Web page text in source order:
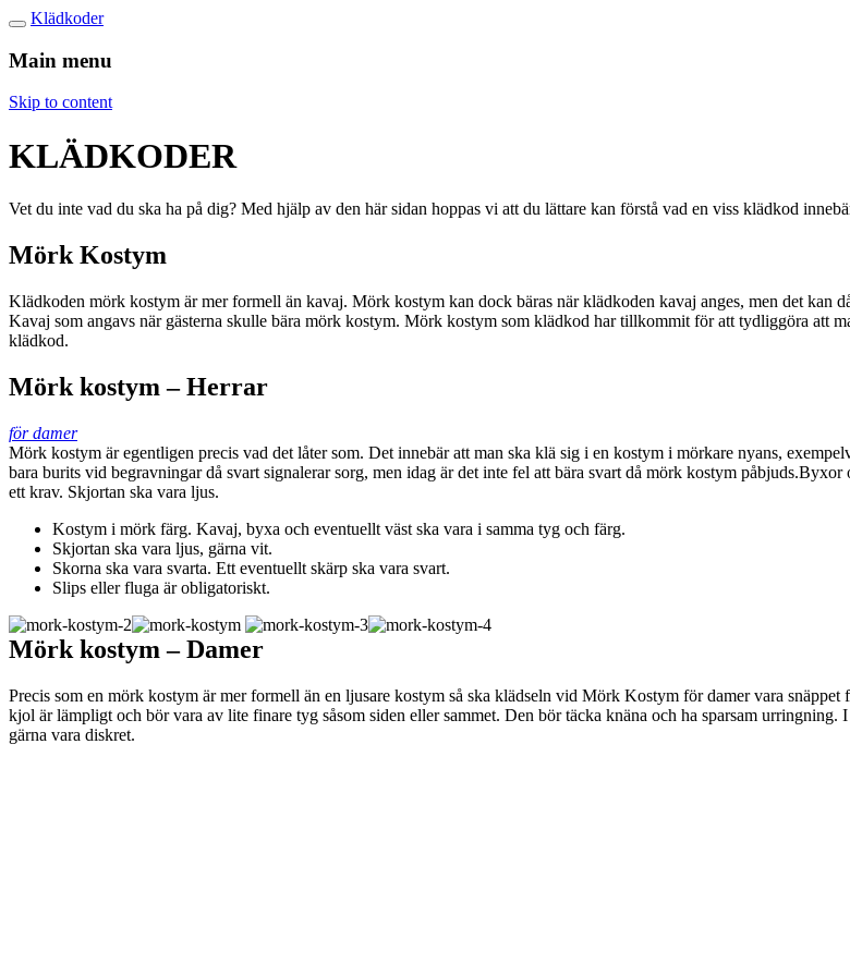
Klädkoder
Main menu
Skip to content
KLÄDKODER
Vet du inte vad du ska ha på dig? Med hjälp av den här sidan hoppas vi att du lättare kan förstå vad en viss klädkod
Mörk Kostym
Klädkoden mörk kostym är mer formell än kavaj. Mörk kostym kan dock bäras när klädkoden kavaj anges, men det kan
Kavaj som angavs när gästerna skulle bära mörk kostym. Mörk kostym som klädkod har tillkommit för att tydliggöra att
klädkod.
Mörk kostym – Herrar
för damer
Mörk kostym är egentligen precis vad det låter som. Det innebär att man ska klä sig i en kostym i mörkare nyans,
bara burits vid begravningar då svart signalerar sorg, men idag är det inte fel att bära svart då mörk kostym
ett krav. Skjortan ska vara ljus.
Kostym i mörk färg. Kavaj, byxa och eventuellt väst ska vara i samma tyg och färg.
Skjortan ska vara ljus, gärna vit.
Skorna ska vara svarta. Ett eventuellt skärp ska vara svart.
Slips eller fluga är obligatoriskt.
Mörk kostym – Damer
Precis som en mörk kostym är mer formell än en ljusare kostym så ska klädseln vid Mörk Kostym för damer vara
kjol är lämpligt och bör vara av lite finare tyg såsom siden eller sammet. Den bör täcka knäna och ha sparsam
gärna vara diskret.